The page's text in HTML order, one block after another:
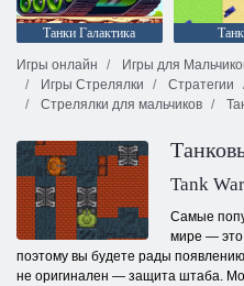
Танки Галактика
Игры онлайн
Игры для
Игры Стрелялки
Стратегии
Стрелялки для мальчиков
Tank
Самые
мире — это
поэтому вы будете рады
не оригинален — защита штаба.